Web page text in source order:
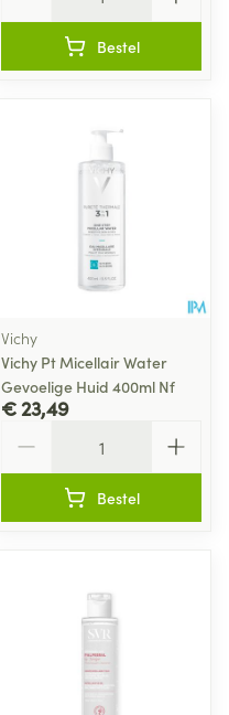
Bestel
Vichy
Vichy Pt Micellair Water
Gevoelige Huid 400ml Nf
€ 23,49
Bestel